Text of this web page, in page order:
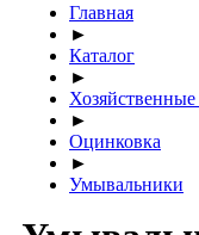
Главная
►
Каталог
►
►
Оцинковка
►
Умывальники